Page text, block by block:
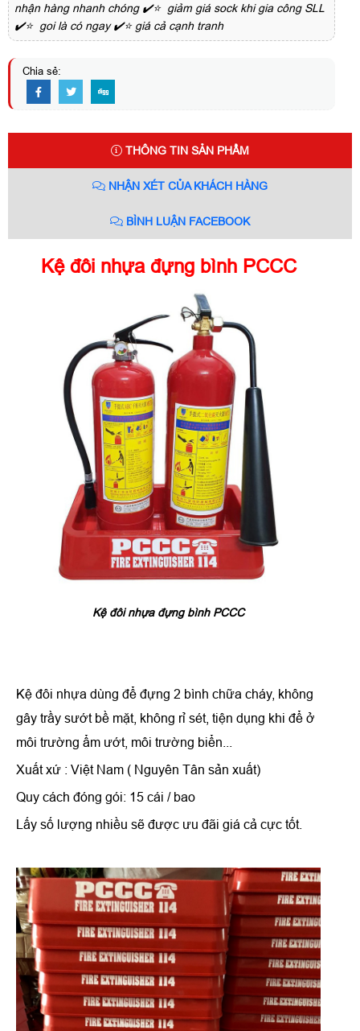
nhận hàng nhanh chóng ✔️⭐ giảm giá sock khi gia công SLL
✔️⭐ goi là có ngay ✔️⭐ giá cả cạnh tranh
Chia sẻ:
THÔNG TIN SẢN PHẨM
NHẬN XÉT CỦA KHÁCH HÀNG
BÌNH LUẬN FACEBOOK
Kệ đôi nhựa đựng bình PCCC
Kệ đôi nhựa đựng bình PCCC
Kệ đôi nhựa dùng để đựng 2 bình chữa cháy, không
gây trầy sướt bề mặt, không rỉ sét, tiện dụng khi để ở
môi trường ẩm ướt, môi trường biển...
Xuất xứ : Việt Nam ( Nguyên Tân sản xuất)
Quy cách đóng gói: 15 cái / bao
Lấy số lượng nhiều sẽ được ưu đãi giá cả cực tốt.